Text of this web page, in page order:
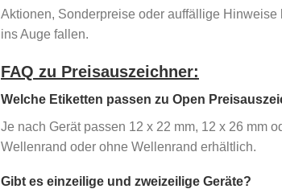
Aktionen, Sonderpreise oder auffällige
ins Auge fallen.
FAQ zu Preisauszeichner:
Welche Etiketten passen zu Open
Je nach Gerät passen 12 x 22 mm, 12 x 26 mm
Wellenrand oder ohne Wellenrand erhältlich.
Gibt es einzeilige und zweizeilige Geräte?